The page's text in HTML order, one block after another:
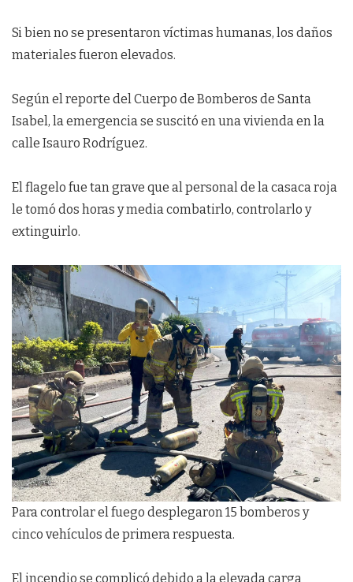
Si bien no se presentaron víctimas humanas, los daños
materiales fueron elevados.
Según el reporte del Cuerpo de Bomberos de Santa
Isabel, la emergencia se suscitó en una vivienda en la
calle Isauro Rodríguez.
El flagelo fue tan grave que al personal de la casaca roja
le tomó dos horas y media combatirlo, controlarlo y
extinguirlo.
Para controlar el fuego desplegaron 15 bomberos y
cinco vehículos de primera respuesta.
El incendio se complicó debido a la elevada carga